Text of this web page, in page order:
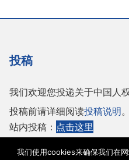
投稿
我们欢迎您投递关于中国人
投稿前请详细阅读投稿说明。
站内投稿： 点击这里
我们使用cookies来确保我们在